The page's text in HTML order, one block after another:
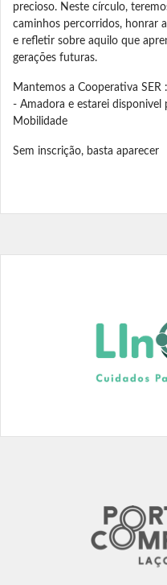
precioso. Neste círculo,
caminhos percorridos, honrar
e refletir sobre aquilo que
gerações futuras.
Mantemos a Cooperativa SER
- Amadora e estarei disponivel
Mobilidade
Sem inscrição, basta aparecer